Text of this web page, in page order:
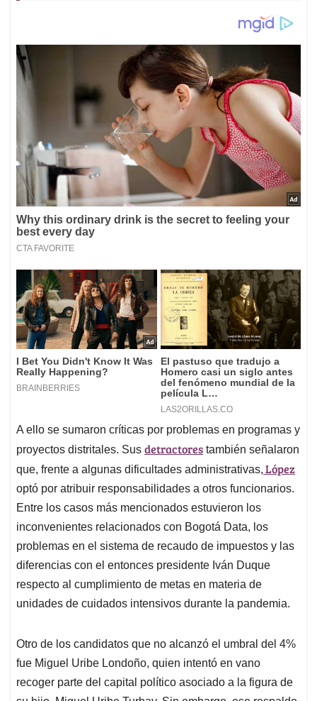
A ello se sumaron críticas por problemas en programas y
proyectos distritales. Sus detractores también señalaron
que, frente a algunas dificultades administrativas, López
optó por atribuir responsabilidades a otros funcionarios.
Entre los casos más mencionados estuvieron los
inconvenientes relacionados con Bogotá Data, los
problemas en el sistema de recaudo de impuestos y las
diferencias con el entonces presidente Iván Duque
respecto al cumplimiento de metas en materia de
unidades de cuidados intensivos durante la pandemia.
Otro de los candidatos que no alcanzó el umbral del 4%
fue Miguel Uribe Londoño, quien intentó en vano
recoger parte del capital político asociado a la figura de